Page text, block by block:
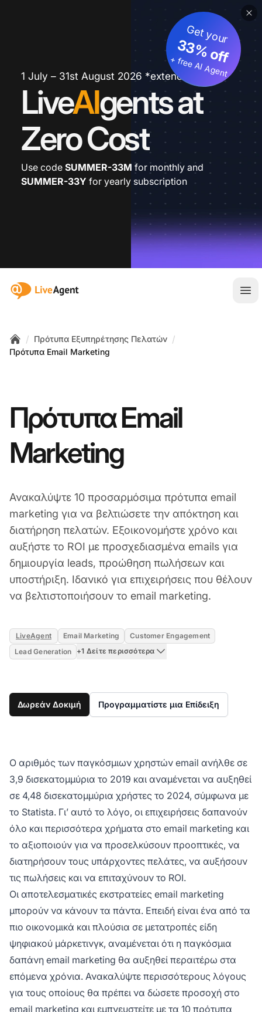
1 July – 31st August 2026 *extended
LiveAIgents at
Zero Cost
Get your
33% off
+ free AI Agent
Use code SUMMER-33M for monthly and
SUMMER-33Y for yearly subscription
:site.title
Home
/ Πρότυπα Εξυπηρέτησης Πελατών /
Πρότυπα Email Marketing
Πρότυπα Email
Marketing
Ανακαλύψτε 10 προσαρμόσιμα πρότυπα email
marketing για να βελτιώσετε την απόκτηση και
διατήρηση πελατών. Εξοικονομήστε χρόνο και
αυξήστε το ROI με προσχεδιασμένα emails για
δημιουργία leads, προώθηση πωλήσεων και
υποστήριξη. Ιδανικό για επιχειρήσεις που θέλουν
να βελτιστοποιήσουν το email marketing.
LiveAgent Email Marketing
Customer Engagement
Lead Generation
+1 Δείτε περισσότερα
Δωρεάν Δοκιμή Προγραμματίστε μια Επίδειξη
Ο αριθμός των παγκόσμιων χρηστών email ανήλθε σε
3,9 δισεκατομμύρια το 2019 και αναμένεται να αυξηθεί
σε 4,48 δισεκατομμύρια χρήστες το 2024, σύμφωνα με
το Statista. Γι’ αυτό το λόγο, οι επιχειρήσεις δαπανούν
όλο και περισσότερα χρήματα στο email marketing και
το αξιοποιούν για να προσελκύσουν προοπτικές, να
διατηρήσουν τους υπάρχοντες πελάτες, να αυξήσουν
τις πωλήσεις και να επιταχύνουν το ROI.
Οι αποτελεσματικές εκστρατείες email marketing
μπορούν να κάνουν τα πάντα. Επειδή είναι ένα από τα
πιο οικονομικά και πλούσια σε μετατροπές είδη
ψηφιακού μάρκετινγκ, αναμένεται ότι η παγκόσμια
δαπάνη email marketing θα αυξηθεί περαιτέρω στα
επόμενα χρόνια. Ανακαλύψτε περισσότερους λόγους
για τους οποίους θα πρέπει να δώσετε προσοχή στο
email marketing και εμπνευστείτε με τα 10 πρότυπα